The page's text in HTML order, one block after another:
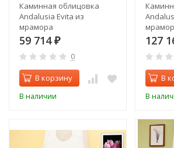
Каминная облицовка
Andalusia Evita из
мрамора
59 714 ₽
0
В корзину
В наличии
127
В
В